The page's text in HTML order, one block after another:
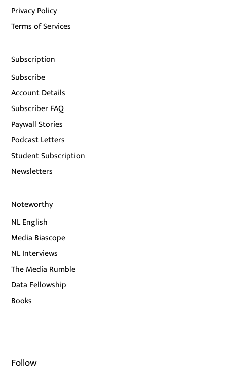
Privacy Policy
Terms of Services
Subscription
Subscribe
Account Details
Subscriber FAQ
Paywall Stories
Podcast Letters
Student Subscription
Newsletters
Noteworthy
NL English
Media Biascope
NL Interviews
The Media Rumble
Data Fellowship
Books
Follow